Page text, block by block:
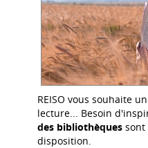
REISO vous souhaite
lecture... Besoin
des bibliothèques sont
disposition.